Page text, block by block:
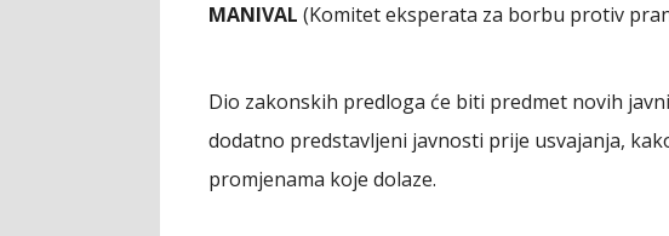
MANIVAL (Komitet eksperata za borbu protiv
Dio zakonskih predloga će biti predmet novih
dodatno predstavljeni javnosti prije usvajanja,
promjenama koje dolaze.